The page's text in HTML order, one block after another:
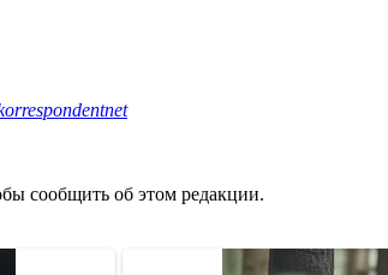
сообщить об этом редакции.